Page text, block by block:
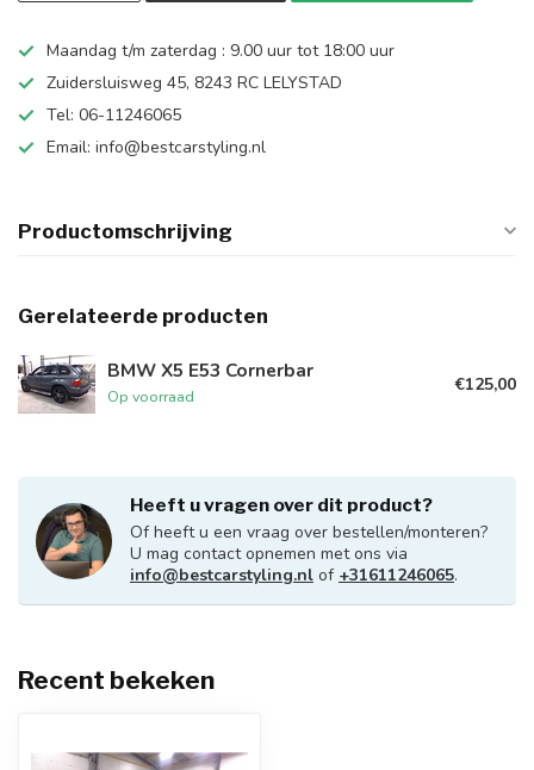
Maandag t/m zaterdag : 9.00 uur tot 18:00 uur
Zuidersluisweg 45, 8243 RC LELYSTAD
Tel: 06-11246065
Email: info@bestcarstyling.nl
Productomschrijving
Gerelateerde producten
BMW X5 E53 Cornerbar
Op voorraad
€125,00
Heeft u vragen over dit product?
Of heeft u een vraag over bestellen/monteren?
U mag contact opnemen met ons via
info@bestcarstyling.nl of +31611246065.
Recent bekeken